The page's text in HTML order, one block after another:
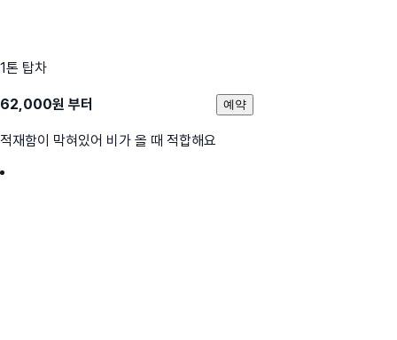
1톤 탑차
62,000원 부터
적재함이 막혀있어 비가 올 때 적합해요
예약